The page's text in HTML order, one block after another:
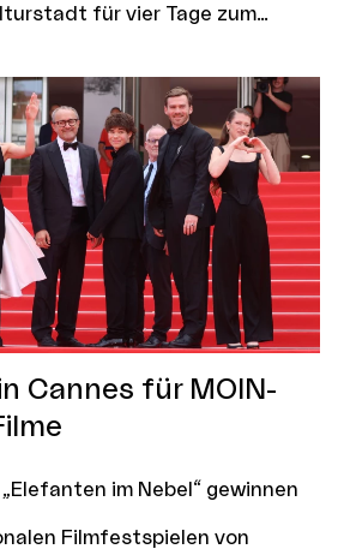
für vier Tage zum
um sich über neue Filme,
Technologien und
auszutauschen. Pünktlich zum
Hamburg zudem gute
Der Entwurf des Senates
2027/28 sieht
Etaterhöhung für die
in Höhe von 5 Millionen Euro
Cannes für MOIN-
im Nebel“ gewinnen
Filmfestspielen von